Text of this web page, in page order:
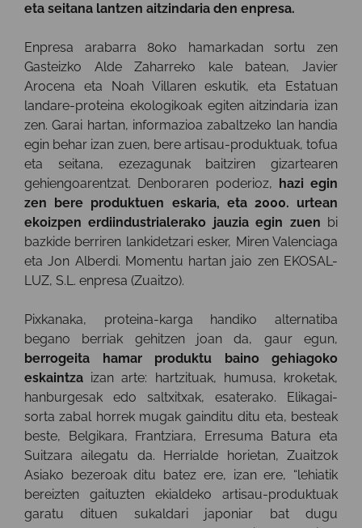
eta seitana lantzen aitzindaria den enpresa.
Enpresa arabarra 80ko hamarkadan sortu zen
Gasteizko Alde Zaharreko kale batean, Javier
Arocena eta Noah Villaren eskutik, eta Estatuan
landare-proteina ekologikoak egiten aitzindaria izan
zen. Garai hartan, informazioa zabaltzeko lan handia
egin behar izan zuen, bere artisau-produktuak, tofua
eta seitana, ezezagunak baitziren gizartearen
gehiengoarentzat. Denboraren poderioz,
hazi egin
zen bere produktuen eskaria, eta 2000. urtean
ekoizpen erdiindustrialerako jauzia egin zuen bi
bazkide berriren lankidetzari esker, Miren Valenciaga
eta Jon Alberdi. Momentu hartan jaio zen EKOSAL-
LUZ, S.L. enpresa (Zuaitzo).
Pixkanaka, proteina-karga handiko alternatiba
begano berriak gehitzen joan da, gaur egun,
berrogeita hamar produktu baino gehiagoko
eskaintza izan arte: hartzituak, humusa, kroketak,
hanburgesak edo saltxitxak, esaterako. Elikagai-
sorta zabal horrek mugak gainditu ditu eta, besteak
beste, Belgikara, Frantziara, Erresuma Batura eta
Suitzara ailegatu da. Herrialde horietan, Zuaitzok
Asiako bezeroak ditu batez ere, izan ere, “lehiatik
bereizten gaituzten ekialdeko artisau-produktuak
garatu dituen sukaldari japoniar bat dugu